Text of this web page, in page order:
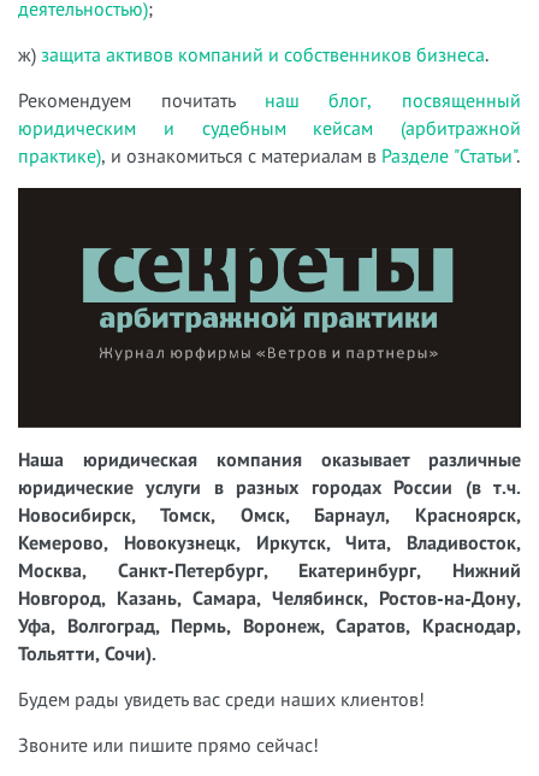
деятельностью);
ж) защита активов компаний и собственников бизнеса.
Рекомендуем почитать наш блог, посвященный
юридическим и судебным кейсам (арбитражной
практике), и ознакомиться с материалам в Разделе "Статьи".
Наша юридическая компания оказывает различные
юридические услуги в разных городах России (в т.ч.
Новосибирск, Томск, Омск, Барнаул, Красноярск,
Кемерово, Новокузнецк, Иркутск, Чита, Владивосток,
Москва, Санкт-Петербург, Екатеринбург, Нижний
Новгород, Казань, Самара, Челябинск, Ростов-на-Дону,
Уфа, Волгоград, Пермь, Воронеж, Саратов, Краснодар,
Тольятти, Сочи).
Будем рады увидеть вас среди наших клиентов!
Звоните или пишите прямо сейчас!